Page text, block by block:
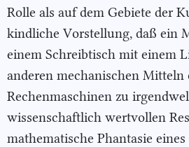
Rolle als auf dem Gebiete der
kindliche Vorstellung, daß ein
einem Schreibtisch mit einem
anderen mechanischen Mitteln
Rechenmaschinen zu
wissenschaftlich wertvollen
mathematische Phantasie